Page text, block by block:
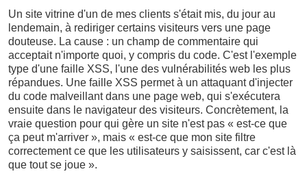
Un site vitrine d'un de mes clients s'était mis, du jour au
lendemain, à rediriger certains visiteurs vers une page
douteuse. La cause : un champ de commentaire qui
acceptait n'importe quoi, y compris du code. C'est l'exemple
type d'une faille XSS, l'une des vulnérabilités web les plus
répandues. Une faille XSS permet à un attaquant d'injecter
du code malveillant dans une page web, qui s'exécutera
ensuite dans le navigateur des visiteurs. Concrètement, la
vraie question pour qui gère un site n'est pas « est-ce que
ça peut m'arriver », mais « est-ce que mon site filtre
correctement ce que les utilisateurs y saisissent, car c'est là
que tout se joue ».